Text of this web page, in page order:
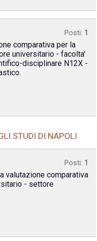
Posti: 1
comparativa per la
universitario - facolta'
disciplinare N12X -
STUDI DI NAPOLI
Posti: 1
valutazione comparativa
- settore